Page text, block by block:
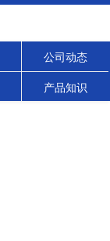
公司动态
产品知识